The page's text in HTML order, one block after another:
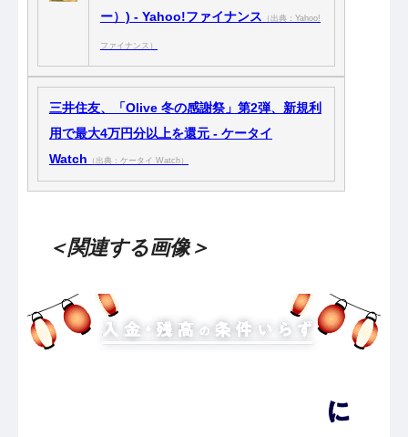
ー）) - Yahoo!ファイナンス （出典：Yahoo!
ファイナンス）
三井住友、「Olive 冬の感謝祭」第2弾、新規利
用で最大4万円分以上を還元 - ケータイ
Watch （出典：ケータイ Watch）
＜関連する画像＞